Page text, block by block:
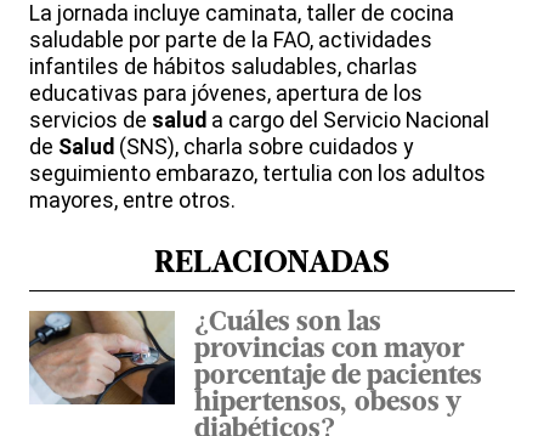
La jornada incluye caminata, taller de cocina
saludable por parte de la FAO, actividades
infantiles de hábitos saludables, charlas
educativas para jóvenes, apertura de los
servicios de salud a cargo del Servicio Nacional
de Salud (SNS), charla sobre cuidados y
seguimiento embarazo, tertulia con los adultos
mayores, entre otros.
RELACIONADAS
¿Cuáles son las
provincias con mayor
porcentaje de pacientes
hipertensos, obesos y